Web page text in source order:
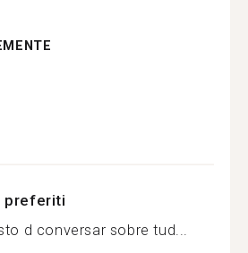
preferiti
d conversar sobre tud...